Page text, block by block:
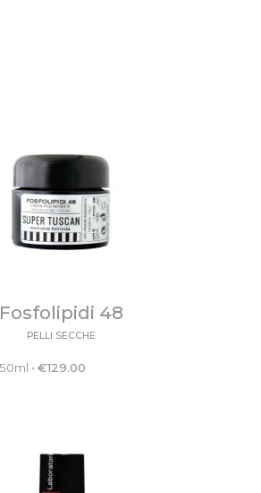
Fosfolipidi 48
PELLI SECCHE
50ml •€129.00